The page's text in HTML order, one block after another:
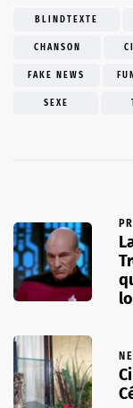
BLINDTEXTE
CHANSON
FAKE NEWS FUN
SEXE